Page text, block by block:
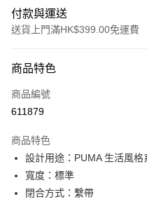
付款與運送
送貨上門滿HK$399.00免運費
信用卡
線上付款
Alipay, PayMe, WeChat Pay,
送貨方式
單筆訂單淨值滿$399可享免運
每筆HK$30.00，滿HK$399.00
商品特色
商品編號
611879
商品特色
設計用途：PUMA 生活風格
寬度：標準
閉合方式：繫帶